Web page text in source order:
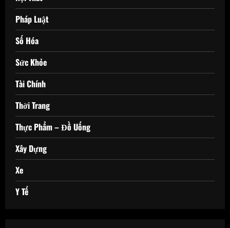
Pháp Luật
Số Hóa
Sức Khỏe
Tài Chính
Thời Trang
Thực Phẩm – Đồ Uống
Xây Dựng
Xe
Y Tế